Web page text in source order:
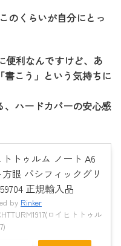
のくらいが自分にとっ
便利なんですけど、あ
書こう」という気持ちに
、ハードカバーの安心感
トトゥルム ノート A6
方眼 パシフィックグリ
正規輸入品
by Rinker
ロイヒトトゥル